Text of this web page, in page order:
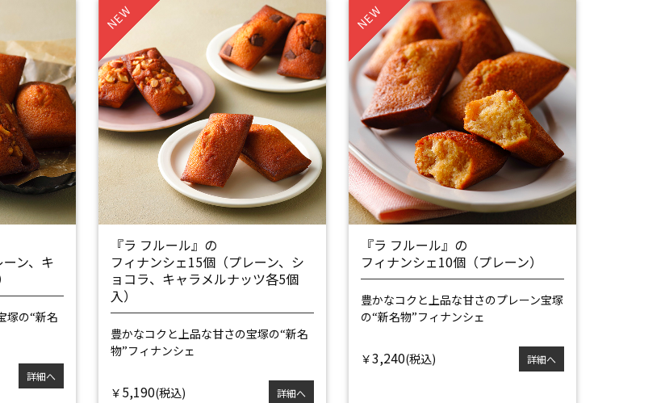
ン、キ
塚の“新名
詳細へ
NEW
『ラ フルール』の
フィナンシェ15個（プレーン、シ
ョコラ、キャラメルナッツ各5個
入）
豊かなコクと上品な甘さの宝塚の“新名
物”フィナンシェ
￥ 5,190 詳細へ
NEW
『ラ フルール』の
フィナンシェ10個（プレーン）
豊かなコクと上品な甘さのプレーン宝塚
の“新名物”フィナンシェ
￥3,240 詳細へ